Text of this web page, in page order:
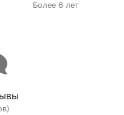
Более 6 лет